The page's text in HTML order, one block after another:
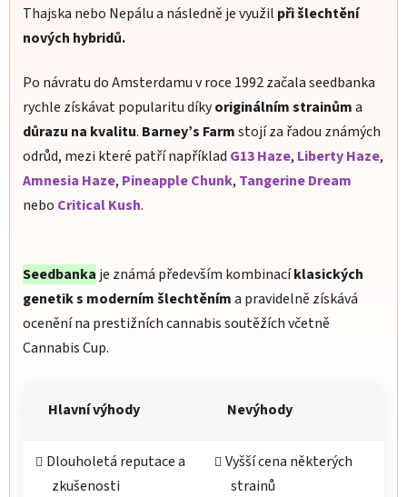
Thajska nebo Nepálu a následně je využil při šlechtění
nových hybridů.
Po návratu do Amsterdamu v roce 1992 začala seedbanka
rychle získávat popularitu díkyoriginálním strainůma
důrazu na kvalitu. Barney’s Farmstojí za řadou známých
odrůd, mezi které patří například G13 Haze, Liberty Haze,
Amnesia Haze, Pineapple Chunk, Tangerine Dream
nebo Critical Kush.
Seedbanka je známá především kombinacíklasických
genetik s moderním šlechtěníma pravidelně získává
ocenění na prestižních cannabis soutěžích včetně
Cannabis Cup.
Hlavní výhody Nevýhody
Dlouholetá reputace a
zkušenosti
Vyšší cena některých
strainů